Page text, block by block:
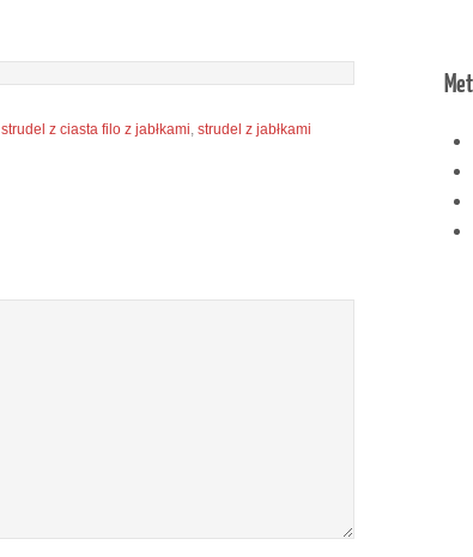
strudel z ciasta filo z jabłkami strudel z jabłkami